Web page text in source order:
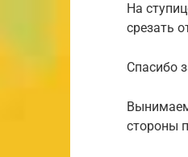
На
срезать
Спасибо
стороны